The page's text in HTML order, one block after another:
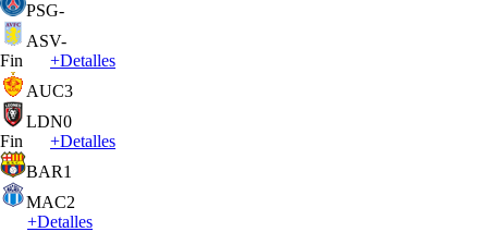
PSG-
ASV-
Fin
+Detalles
AUC3
LDN0
Fin
+Detalles
BAR1
MAC2
+Detalles